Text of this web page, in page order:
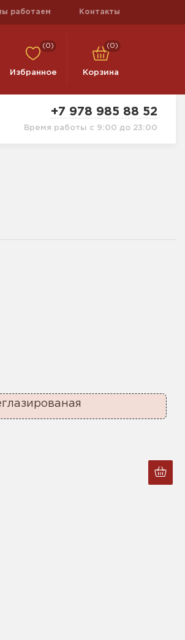
работаем Контакты
(0)
Избранное
(0)
Корзина
+7 978 985 88 52
Время работы с 9:00 до 23:00